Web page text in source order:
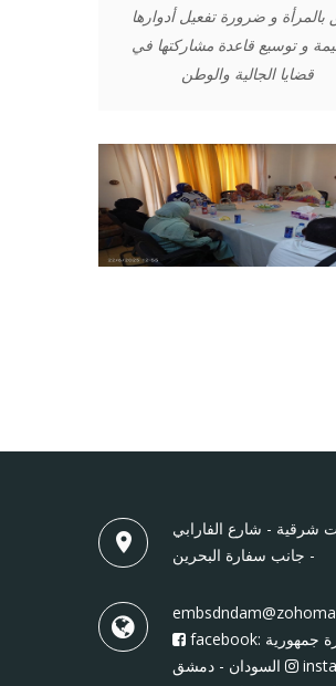
بالمرأة و ضرورة تفعيل أدوارها
و توسيع قاعدة مشاركتها في
قضايا الجالية والوطن
شرقية - شارع الفارابي
- جانب سفارة البحرين
facebook: سفارة جمهورية